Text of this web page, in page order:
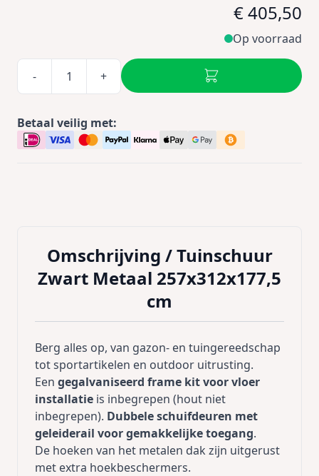
€ 405,50
Op voorraad
- +
Betaal veilig met:
Omschrijving /Tuinschuur
Zwart Metaal 257x312x177,5
cm
Berg alles op, van gazon- en tuingereedschap
tot sportartikelen en outdoor uitrusting.
Een gegalvaniseerd frame kit voor vloer
installatie is inbegrepen (hout niet
inbegrepen). Dubbele schuifdeuren met
geleiderail voor gemakkelijke toegang.
De hoeken van het metalen dak zijn uitgerust
met extra hoekbeschermers.